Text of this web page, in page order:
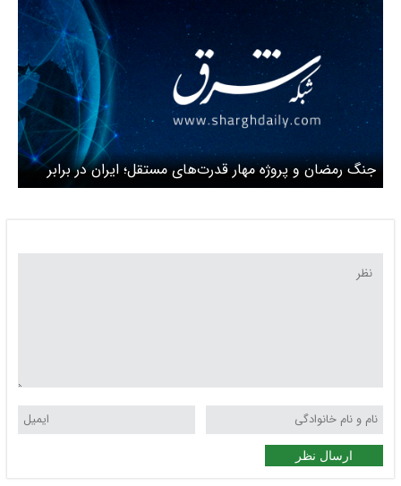
جنگ رمضان و پروژه مهار قدرت‌های مستقل؛ ایران در برابر
بازتثبیت سلطه غرب
ارسال نظر